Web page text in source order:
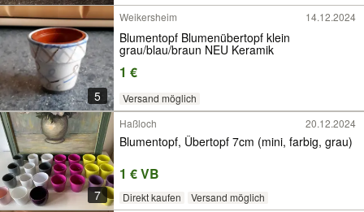
5
Weikersheim 14.12.2024
Blumentopf Blumenübertopf klein
grau/blau/braun NEU Keramik
1 €
Versand möglich
7
Haßloch 20.12.2024
Blumentopf, Übertopf 7cm (mini, farbig, grau)
1 € VB
Direkt kaufen Versand möglich